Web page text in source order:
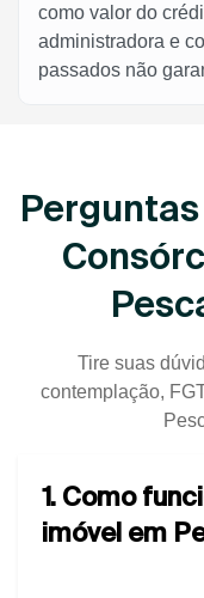
como valor do
administradora e
passados não
Tire suas
contemplação,
1. Como
imóvel em